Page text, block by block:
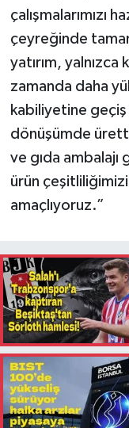
çalışmalarımızı
çeyreğinde
yatırım, yalnızca
zamanda daha
kabiliyetine
dönüşümde
ve gıda
ürün
amaçlıyoruz.”